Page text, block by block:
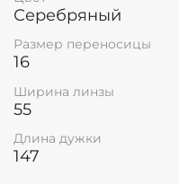
Серебряный
Размер переносицы
16
Ширина линзы
55
Длина дужки
147